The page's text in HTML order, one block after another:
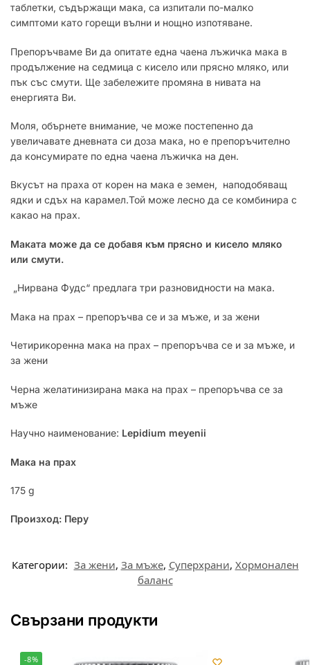
таблетки, съдържащи мака, са изпитали по-малко
симптоми като горещи вълни и нощно изпотяване.
Препоръчваме Ви да опитате една чаена лъжичка мака в
продължение на седмица с кисело или прясно мляко, или
пък със смути. Ще забележите промяна в нивата на
енергията Ви.
Моля, обърнете внимание, че може постепенно да
увеличавате дневната си доза мака, но е препоръчително
да консумирате по една чаена лъжичка на ден.
Вкусът на праха от корен на мака е земен, наподобяващ
ядки и сдъх на карамел.Той може лесно да се комбинира с
какао на прах.
Маката може да се добавя към прясно и кисело мляко
или смути.
„Нирвана Фудс“ предлага три разновидности на мака.
Мака на прах – препоръчва се и за мъже, и за жени
Четирикоренна мака на прах – препоръчва се и за мъже, и
за жени
Черна желатинизирана мака на прах – препоръчва се за
мъже
Научно наименование: Lepidium meyenii
Мака на прах
175 g
Произход: Перу
Категории: За жени, За мъже, Суперхрани, Хормонален
баланс
Свързани продукти
-8%